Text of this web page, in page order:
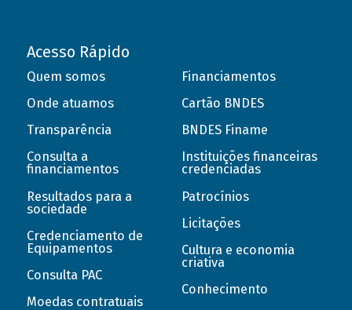
Acesso Rápido
Quem somos
Onde atuamos
Transparência
Consulta a
financiamentos
Resultados para a
sociedade
Credenciamento de
Equipamentos
Consulta PAC
Moedas contratuais
Financiamentos
Cartão BNDES
BNDES Finame
Instituições financeiras
credenciadas
Patrocínios
Licitações
Cultura e economia
criativa
Conhecimento